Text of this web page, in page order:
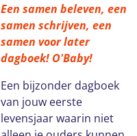
Een samen beleven, een
samen schrijven, een
samen voor later
dagboek! O'Baby!
Een bijzonder dagboek
van jouw eerste
levensjaar waarin niet